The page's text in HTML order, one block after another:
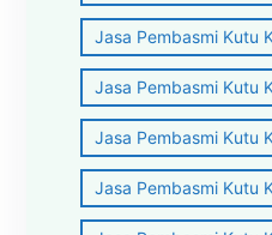
Jasa Pembasmi Kutu
Jasa Pembasmi Kutu
Jasa Pembasmi Kutu
Jasa Pembasmi Kutu